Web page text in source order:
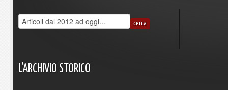
L'ARCHIVIO STORICO